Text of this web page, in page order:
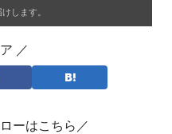
します。
／
ーはこちら／